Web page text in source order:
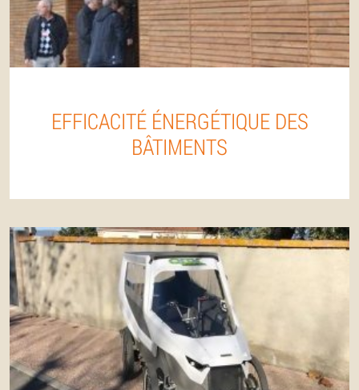
EFFICACITÉ ÉNERGÉTIQUE DES
BÂTIMENTS